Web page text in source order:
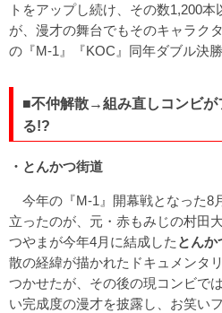
トをアップし続け、その数1,200
が、漫才の舞台でもそのキャラク
の『M-1』『KOC』同年ダブル決勝
■不仲解散→組み直しコンビが
る!?
・とんかつ街道
今年の『M-1』開幕戦となった8
立ったのが、元・赤もみじの村田
つやまが今年4月に結成した とんか
散の経緯が描かれたドキュメンタ
つかせたが、その後の現コンビで
い完成度の漫才を披露し、お笑い